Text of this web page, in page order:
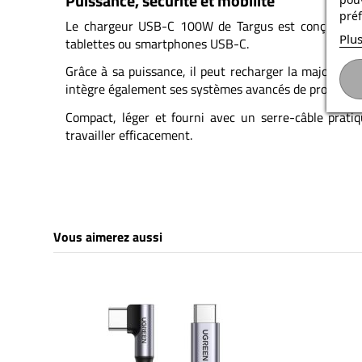
Le chargeur USB-C 100W de Targus est conçu
tablettes ou smartphones USB-C.
Grâce à sa puissance, il peut recharger la majorité
intègre également ses systèmes avancés de
Compact, léger et fourni avec un serre-câble
travailler efficacement.
Vous aimerez aussi